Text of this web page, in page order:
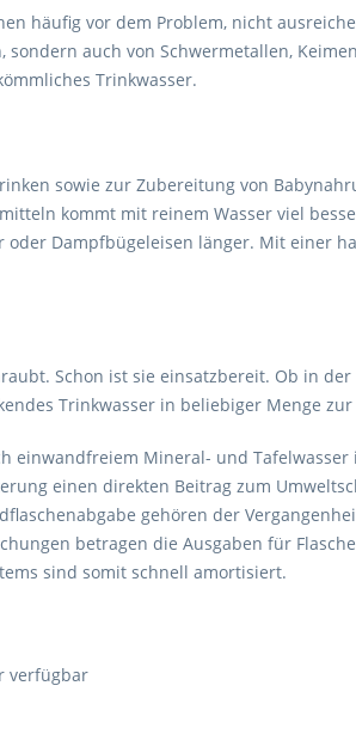
häufig vor dem Problem, nicht
auch von Schwermetallen,
Trinkwasser.
sowie zur Zubereitung von
kommt mit reinem Wasser viel
oder Dampfbügeleisen länger. Mit einer
Schon ist sie einsatzbereit. Ob in
Trinkwasser in beliebiger Menge
Mineral- und
einen direkten Beitrag zum
gehören der
betragen die Ausgaben für
sind somit schnell amortisiert.
verfügbar